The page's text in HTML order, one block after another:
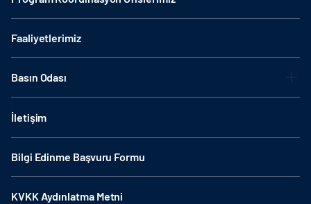
Faaliyetlerimiz
Basın Odası
İletişim
Bilgi Edinme Başvuru Formu
KVKK Aydınlatma Metni